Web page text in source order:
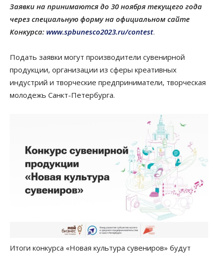
Заявки на принимаются до 30 ноября текущего года
через специальную форму на официальном сайте
Конкурса: www.spbunesco2023.ru/contest.
Подать заявки могут производители сувенирной
продукции, организации из сферы креативных
индустрий и творческие предприниматели, творческая
молодежь Санкт-Петербурга.
Итоги конкурса «Новая культура сувениров» будут